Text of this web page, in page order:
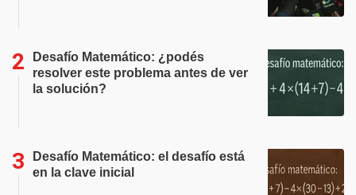
Desafío Matemático: ¿podés
resolver este problema antes de ver
la solución?
Desafío Matemático: el desafío está
en la clave inicial